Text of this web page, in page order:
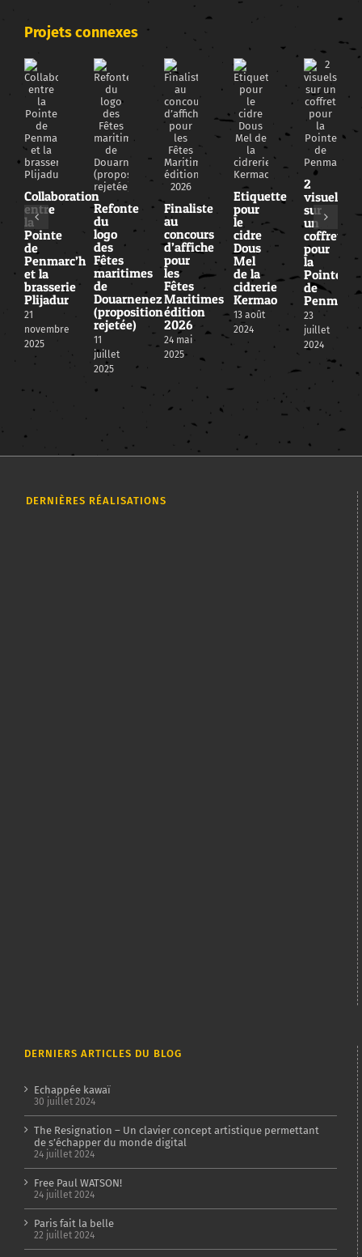
Projets connexes
Collaboration
entre
la
Pointe
de
Penmarc’h
et la
brasserie
Plijadur
21
novembre
2025
Refonte
du
logo
des
Fêtes
maritimes
de
Douarnenez
(proposition
rejetée)
11
juillet
2025
Finaliste
au
concours
d’affiche
pour
les
Fêtes
Maritimes
édition
2026
24 mai
2025
Etiquette
pour
le
cidre
Dous
Mel
de la
cidrerie
Kermao
13 août
2024
2
visuels
sur
un
coffret
pour
la
Pointe
de
23
juillet
2024
DERNIÈRES RÉALISATIONS
DERNIERS ARTICLES DU BLOG
Echappée kawaï
30 juillet 2024
The Resignation – Un clavier concept artistique permettant
de s’échapper du monde digital
24 juillet 2024
Free Paul WATSON!
24 juillet 2024
Paris fait la belle
22 juillet 2024